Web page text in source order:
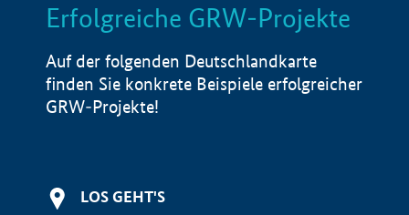
LISTE Info
Erfolgreiche GRW-Projekte
Auf der folgenden Deutschlandkarte
finden Sie konkrete Beispiele erfolgreicher
GRW-Projekte!
LOS GEHT'S